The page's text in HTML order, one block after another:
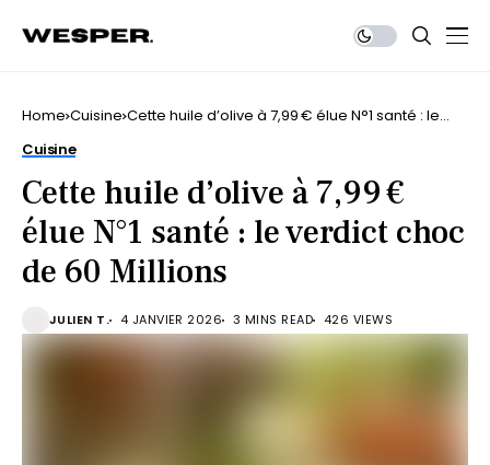
Home Cuisine Cette huile d’olive à 7,99 € élue N°1 santé : le
Cuisine
Cette huile d’olive à 7,99 €
élue N°1 santé : le verdict choc
de 60 Millions
JULIEN T. 4 JANVIER 2026 3 MINS READ 426 VIEWS